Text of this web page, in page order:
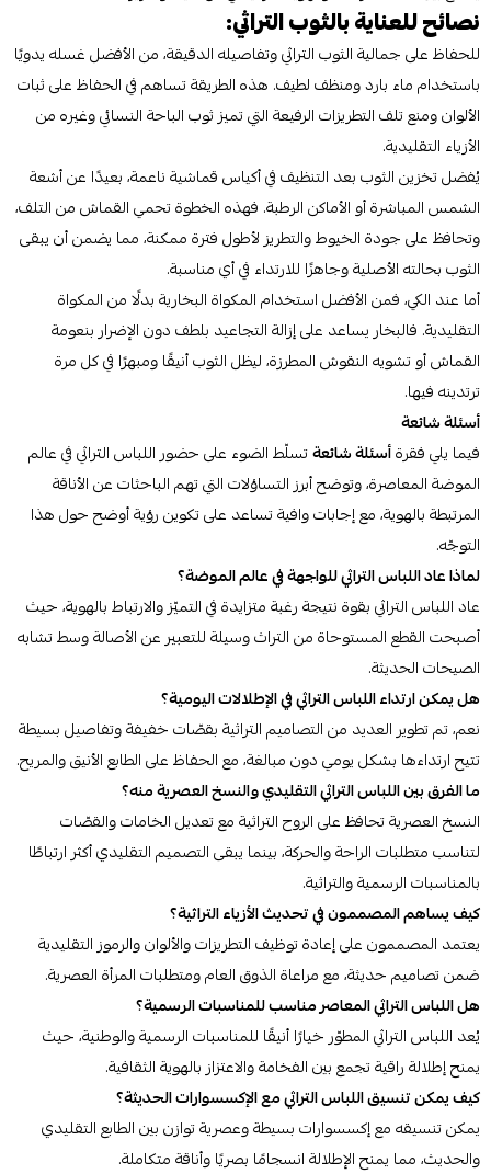
نصائح للعناية بالثوب التراثي:
للحفاظ على جمالية الثوب التراثي وتفاصيله الدقيقة، من الأفضل غسله يدويًا
باستخدام ماء بارد ومنظف لطيف. هذه الطريقة تساهم في الحفاظ على ثبات
الألوان ومنع تلف التطريزات الرفيعة التي تميز ثوب الباحة النسائي وغيره من
الأزياء التقليدية.
يُفضل تخزين الثوب بعد التنظيف في أكياس قماشية ناعمة، بعيدًا عن أشعة
الشمس المباشرة أو الأماكن الرطبة. فهذه الخطوة تحمي القماش من التلف،
وتحافظ على جودة الخيوط والتطريز لأطول فترة ممكنة، مما يضمن أن يبقى
الثوب بحالته الأصلية وجاهزًا للارتداء في أي مناسبة.
أما عند الكي، فمن الأفضل استخدام المكواة البخارية بدلًا من المكواة
التقليدية. فالبخار يساعد على إزالة التجاعيد بلطف دون الإضرار بنعومة
القماش أو تشويه النقوش المطرزة، ليظل الثوب أنيقًا ومبهرًا في كل مرة
ترتدينه فيها.
أسئلة شائعة
فيما يلي فقرةأسئلة شائعةتسلّط الضوء على حضور اللباس التراثي في عالم
الموضة المعاصرة، وتوضح أبرز التساؤلات التي تهم الباحثات عن الأناقة
المرتبطة بالهوية، مع إجابات وافية تساعد على تكوين رؤية أوضح حول هذا
التوجّه.
لماذا عاد اللباس التراثي للواجهة في عالم الموضة؟
عاد اللباس التراثي بقوة نتيجة رغبة متزايدة في التميّز والارتباط بالهوية، حيث
أصبحت القطع المستوحاة من التراث وسيلة للتعبير عن الأصالة وسط تشابه
الصيحات الحديثة.
هل يمكن ارتداء اللباس التراثي في الإطلالات اليومية؟
نعم، تم تطوير العديد من التصاميم التراثية بقصّات خفيفة وتفاصيل بسيطة
تتيح ارتداءها بشكل يومي دون مبالغة، مع الحفاظ على الطابع الأنيق والمريح.
ما الفرق بين اللباس التراثي التقليدي والنسخ العصرية منه؟
النسخ العصرية تحافظ على الروح التراثية مع تعديل الخامات والقصّات
لتناسب متطلبات الراحة والحركة، بينما يبقى التصميم التقليدي أكثر ارتباطًا
بالمناسبات الرسمية والتراثية.
كيف يساهم المصممون في تحديث الأزياء التراثية؟
يعتمد المصممون على إعادة توظيف التطريزات والألوان والرموز التقليدية
ضمن تصاميم حديثة، مع مراعاة الذوق العام ومتطلبات المرأة العصرية.
هل اللباس التراثي المعاصر مناسب للمناسبات الرسمية؟
يُعد اللباس التراثي المطوّر خيارًا أنيقًا للمناسبات الرسمية والوطنية، حيث
يمنح إطلالة راقية تجمع بين الفخامة والاعتزاز بالهوية الثقافية.
كيف يمكن تنسيق اللباس التراثي مع الإكسسوارات الحديثة؟
يمكن تنسيقه مع إكسسوارات بسيطة وعصرية توازن بين الطابع التقليدي
والحديث، مما يمنح الإطلالة انسجامًا بصريًا وأناقة متكاملة.